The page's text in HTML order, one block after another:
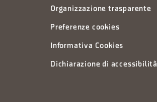
Organizzazione trasparente
Preferenze cookies
Informativa Cookies
Dichiarazione di accessibilità